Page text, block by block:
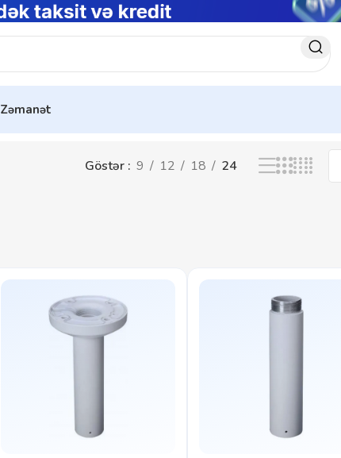
Zəmanət
Göstər 9 12 18 24